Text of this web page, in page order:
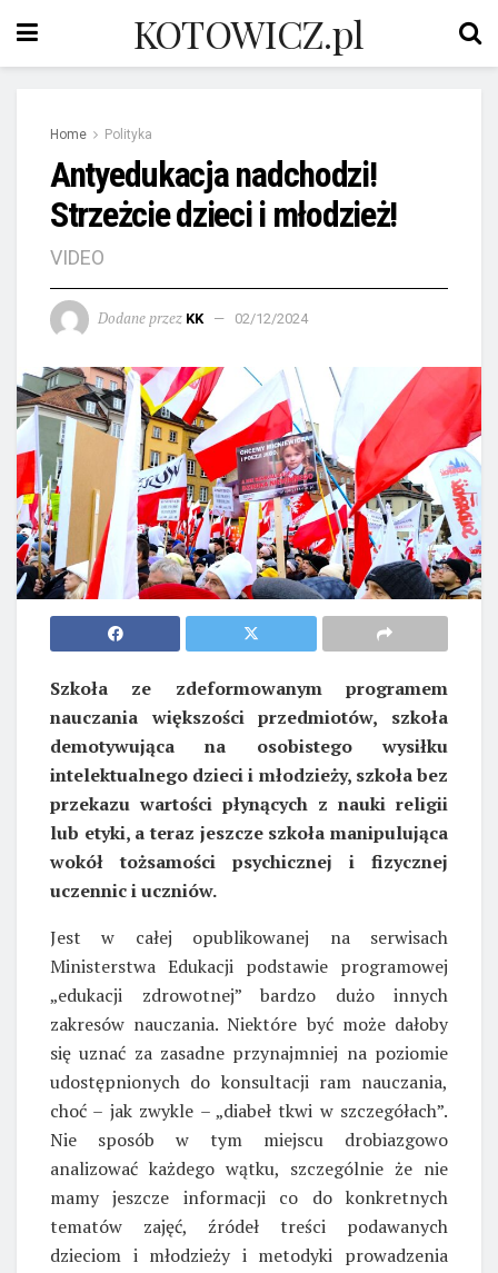
KOTOWICZ.pl
Home Polityka
Antyedukacja nadchodzi!
Strzeżcie dzieci i młodzież!
VIDEO
Dodane przez KK 02/12/2024
Szkoła ze zdeformowanym programem
nauczania większości przedmiotów, szkoła
demotywująca na osobistego wysiłku
intelektualnego dzieci i młodzieży, szkoła bez
przekazu wartości płynących z nauki religii
lub etyki, a teraz jeszcze szkoła manipulująca
wokół tożsamości psychicznej i fizycznej
uczennic i uczniów.
Jest w całej opublikowanej na serwisach
Ministerstwa Edukacji podstawie programowej
„edukacji zdrowotnej” bardzo dużo innych
zakresów nauczania. Niektóre być może dałoby
się uznać za zasadne przynajmniej na poziomie
udostępnionych do konsultacji ram nauczania,
choć – jak zwykle – „diabeł tkwi w szczegółach”.
Nie sposób w tym miejscu drobiazgowo
analizować każdego wątku, szczególnie że nie
mamy jeszcze informacji co do konkretnych
tematów zajęć, źródeł treści podawanych
dzieciom i młodzieży i metodyki prowadzenia